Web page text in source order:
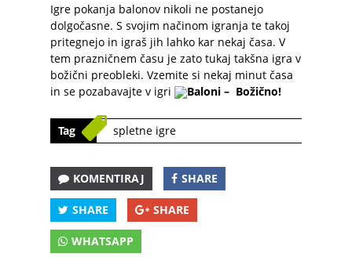
Igre pokanja balonov nikoli ne postanejo
dolgočasne. S svojim načinom igranja te takoj
pritegnejo in igraš jih lahko kar nekaj časa. V
tem prazničnem času je zato tukaj takšna igra v
božični preobleki. Vzemite si nekaj minut časa
in se pozabavajte v igri
Baloni – Božično!
Tag spletne igre
KOMENTIRAJ SHARE
SHARE SHARE
WHATSAPP